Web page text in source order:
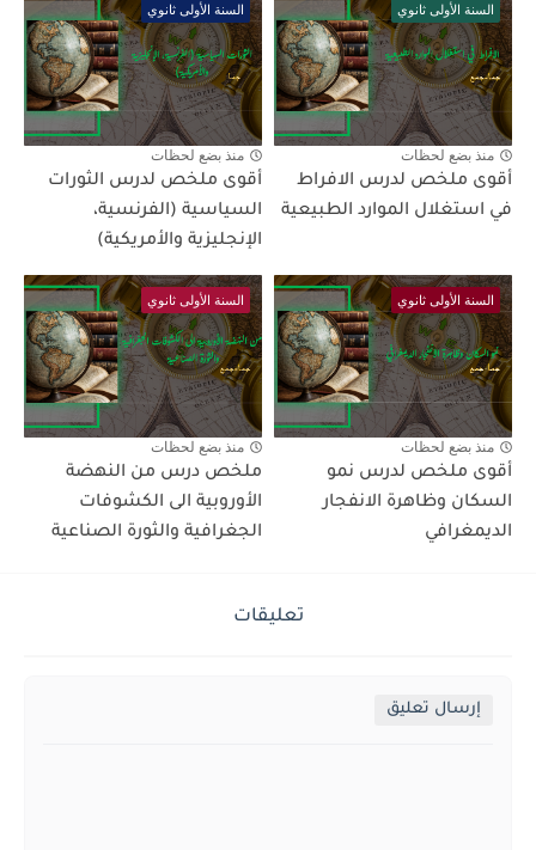
السنة الأولى ثانوي
منذ بضع لحظات
أقوى ملخص لدرس الافراط
في استغلال الموارد الطبيعية
السنة الأولى ثانوي
منذ بضع لحظات
أقوى ملخص لدرس الثورات
السياسية (الفرنسية،
الإنجليزية والأمريكية)
السنة الأولى ثانوي
منذ بضع لحظات
أقوى ملخص لدرس نمو
السكان وظاهرة الانفجار
الديمغرافي
السنة الأولى ثانوي
منذ بضع لحظات
ملخص درس من النهضة
الأوروبية الى الكشوفات
الجغرافية والثورة الصناعية
تعليقات
إرسال تعليق